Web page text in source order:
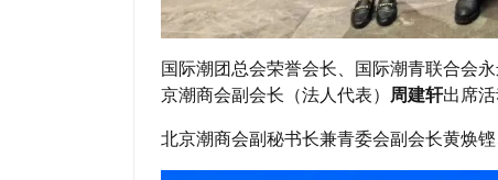
国际潮团总会荣誉会长、国际潮青联合会
京潮商会副会长（法人代表）
周建轩出席活
北京潮商会副秘书长兼青委会副会长黄焕